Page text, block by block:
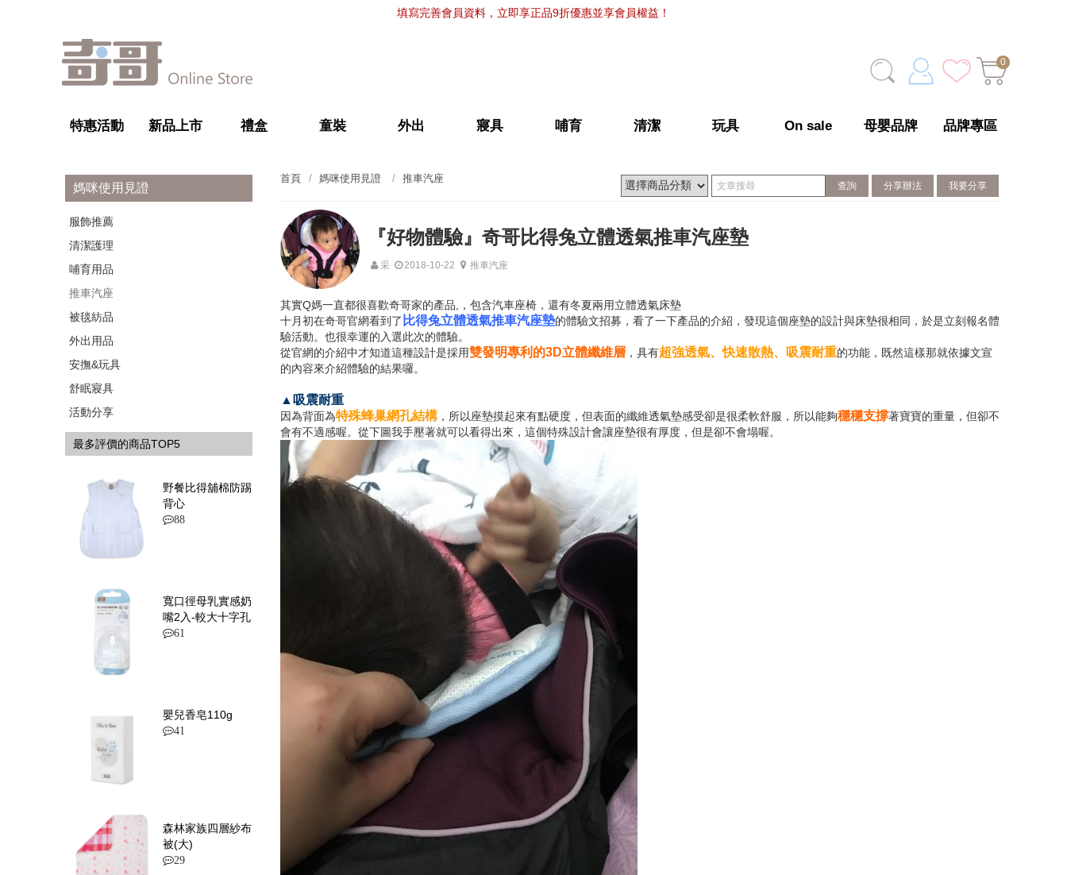
填寫完善會員資料，立即享正品9折優惠並享會員權益！
0
特惠活動 新品上市 禮盒 童裝 外出 寢具 哺育 清潔 玩具 On sale 母嬰品牌 品牌專區
媽咪使用見證
服飾推薦
清潔護理
哺育用品
推車汽座
被毯紡品
外出用品
安撫&玩具
舒眠寢具
活動分享
最多評價的商品TOP5
野餐比得舖棉防踢
背心
88
寬口徑母乳實感奶
嘴2入-較大十字孔
61
嬰兒香皂110g
41
森林家族四層紗布
被(大)
29
首頁 媽咪使用見證 推車汽座
分享辦法 我要分享
『好物體驗』奇哥比得兔立體透氣推車汽座墊
采 2018-10-22 推車汽座
其實Q媽一直都很喜歡奇哥家的產品,，包含汽車座椅，還有冬夏兩用立體透氣床墊
十月初在奇哥官網看到了 比得兔立體透氣推車汽座墊的體驗文招募，看了一下產品的介紹，發現這個座墊的設計與床墊很相同，於是立刻報名體
驗活動。也很幸運的入選此次的體驗。
從官網的介紹中才知道這種設計是採用雙發明專利的3D立體纖維層 ，具有超強透氣、快速散熱、吸震耐重的功能，既然這樣那就依據文宣
的內容來介紹體驗的結果囉。
▲吸震耐重
因為背面為特殊蜂巢網孔結構，所以座墊摸起來有點硬度，但表面的纖維透氣墊感受卻是很柔軟舒服，所以能夠穩穩支撐著寶寶的重量，但卻不
會有不適感喔。從下圖我手壓著就可以看得出來，這個特殊設計會讓座墊很有厚度，但是卻不會塌喔。